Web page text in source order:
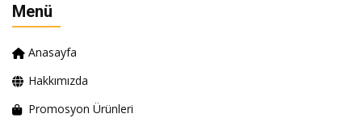
Menü
Anasayfa
Hakkımızda
Promosyon Ürünleri